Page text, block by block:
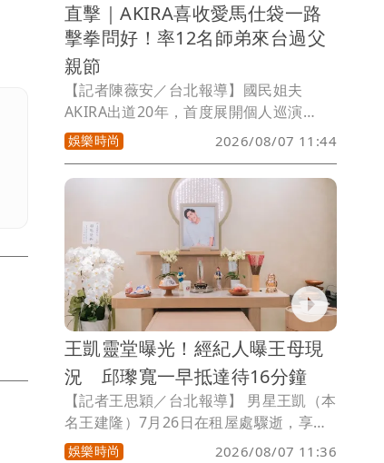
直擊｜AKIRA喜收愛馬仕袋一路
擊拳問好！率12名師弟來台過父
親節
【記者陳薇安／台北報導】國民姐夫
AKIRA出道20年，首度展開個人巡演
「URBAN SAVAGE」， 8月8、9日在台
北三創園區Clapper Studio登場。他今天
率領擔任嘉賓的「放浪兄弟」（EXILE）
前成員MAKIDAI 、師弟團「DOBERMAN
INFINITY」成員P-CHO及子弟兵「THE
JET BOY BANGERZ」（TJBB）抵達松山
機場，吸引逾200名粉絲到場接機。
娛樂時尚 2026/08/07 11:44
王凱靈堂曝光！經紀人曝王母現
況 邱瓈寬一早抵達待16分鐘
【記者王思穎／台北報導】 男星王凱（本
名王建隆）7月26日在租屋處驟逝，享年
43歲。今（7日）起靈堂連3天開放供親友
娛樂時尚 2026/08/07 11:36